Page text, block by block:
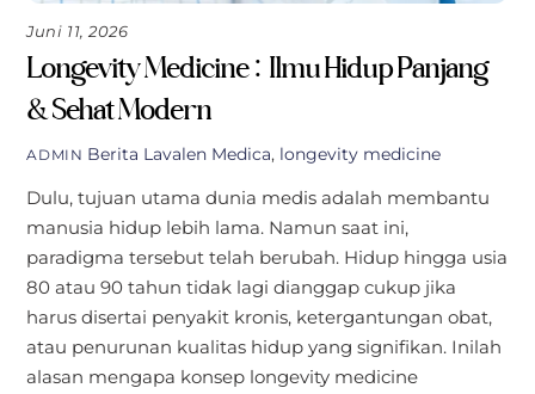
Juni 11, 2026
Longevity Medicine: Ilmu Hidup Panjang
& Sehat Modern
ADMIN Berita Lavalen Medica, longevity medicine
Dulu, tujuan utama dunia medis adalah membantu
manusia hidup lebih lama. Namun saat ini,
paradigma tersebut telah berubah. Hidup hingga usia
80 atau 90 tahun tidak lagi dianggap cukup jika
harus disertai penyakit kronis, ketergantungan obat,
atau penurunan kualitas hidup yang signifikan. Inilah
alasan mengapa konsep longevity medicine